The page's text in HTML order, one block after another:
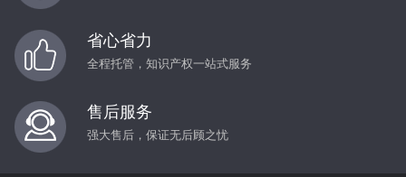
省心省力
全程托管，知识产权一站式服务
售后服务
强大售后，保证无后顾之忧